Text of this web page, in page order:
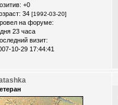
+0
34 [1992-03-20]
на форуме:
23 часа
визит:
10-29 17:44:41